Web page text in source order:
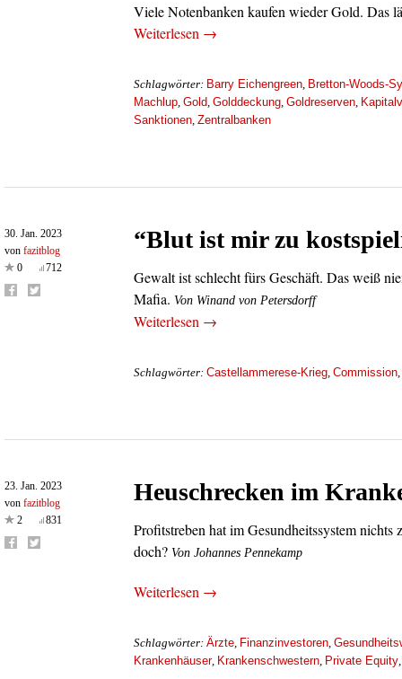
Viele Notenbanken kaufen wieder Gold. Das
Weiterlesen →
Schlagwörter: Barry Eichengreen Bretton-Woods-
Machlup Gold Golddeckung Goldreserven
Sanktionen Zentralbanken
30. Jan. 2023
von fazitblog
0
712
“Blut ist mir zu
Gewalt ist schlecht fürs Geschäft. Das weiß
Mafia. Von Winand von Petersdorff
Weiterlesen →
Schlagwörter: Castellammerese-Krieg Commission
23. Jan. 2023
von fazitblog
2
831
Heuschrecken im
Profitstreben hat im Gesundheitssystem nichts
doch? Von Johannes Pennekamp
Weiterlesen →
Schlagwörter: Ärzte Finanzinvestoren
Krankenhäuser, Krankenschwestern Private Equity